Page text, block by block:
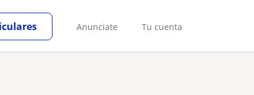
Anunciate Tu cuenta